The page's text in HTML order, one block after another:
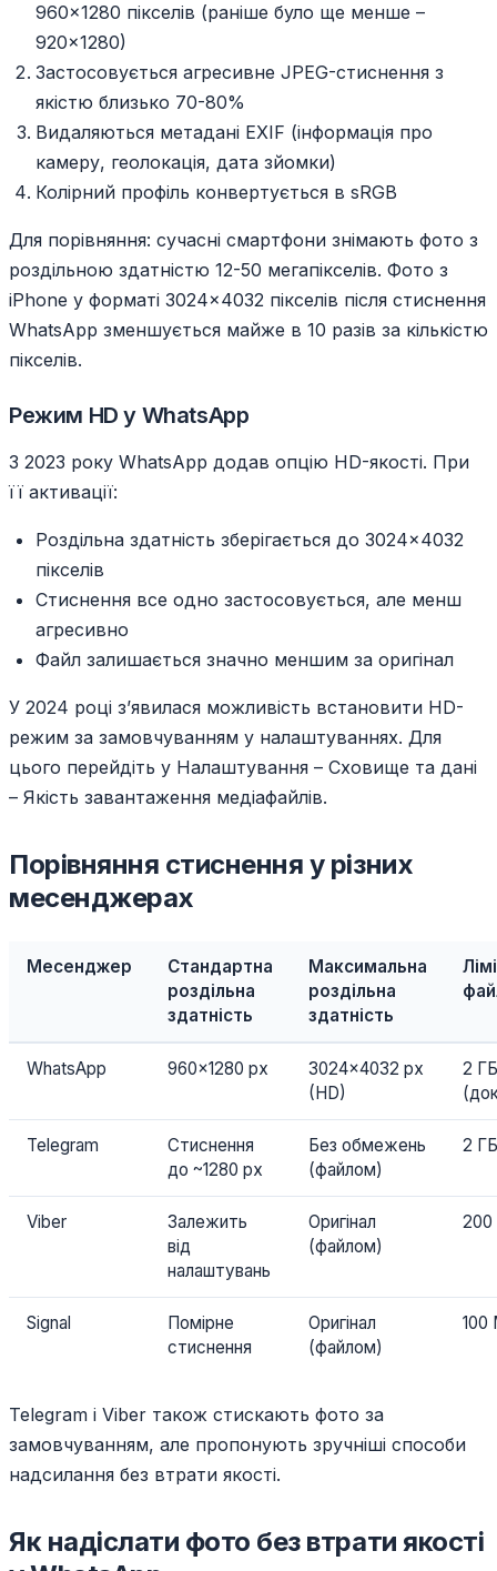
960×1280 пікселів (раніше було ще менше –
920×1280)
Застосовується агресивне JPEG-стиснення з
якістю близько 70-80%
Видаляються метадані EXIF (інформація про
камеру, геолокація, дата зйомки)
Колірний профіль конвертується в sRGB
Для порівняння: сучасні смартфони знімають фото з
роздільною здатністю 12-50 мегапікселів. Фото з
iPhone у форматі 3024×4032 пікселів після стиснення
WhatsApp зменшується майже в 10 разів за кількістю
пікселів.
Режим HD у WhatsApp
З 2023 року WhatsApp додав опцію HD-якості. При
її активації:
Роздільна здатність зберігається до 3024×4032
пікселів
Стиснення все одно застосовується, але менш
агресивно
Файл залишається значно меншим за оригінал
У 2024 році з’явилася можливість встановити HD-
режим за замовчуванням у налаштуваннях. Для
цього перейдіть у Налаштування – Сховище та дані
– Якість завантаження медіафайлів.
Порівняння стиснення у різних
месенджерах
Месенджер
Стандартна
роздільна
здатність
Максимальна
роздільна
здатність
WhatsApp 960×1280 px
3024×4032 px
(HD)
2 ГБ
Telegram
Стиснення
до ~1280 px
Без обмежень
(файлом)
2 ГБ
Viber
Залежить
від
налаштувань
Оригінал
(файлом)
Signal
Помірне
стиснення
Оригінал
(файлом)
Telegram і Viber також стискають фото за
замовчуванням, але пропонують зручніші способи
надсилання без втрати якості.
Як надіслати фото без втрати якості